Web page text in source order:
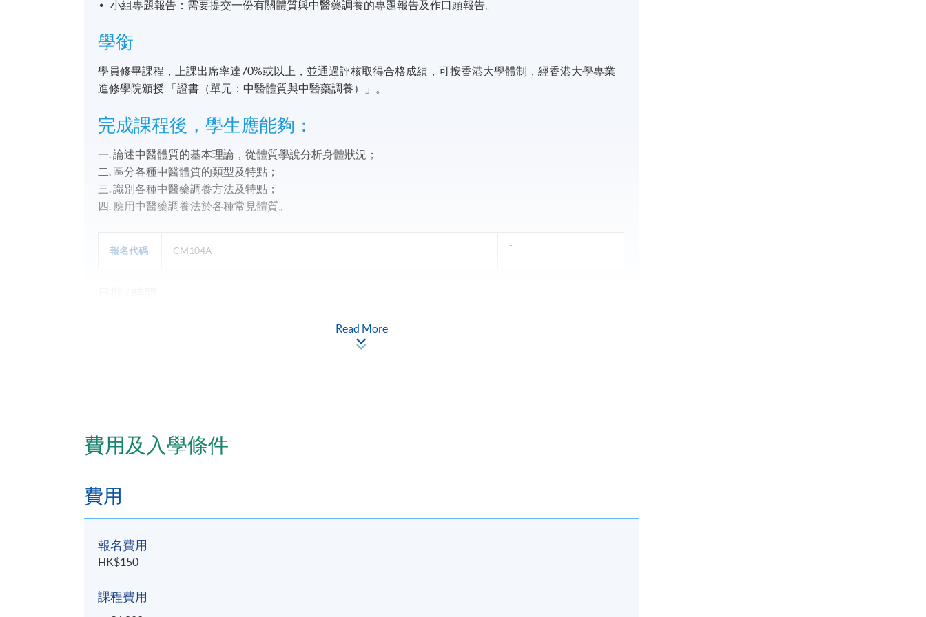
小組專題報告：需要提交一份有關體質與中醫藥調養的專題報告及作口頭報告。
學銜
學員修畢課程，上課出席率達70%或以上，並通過評核取得合格成績，可按香港大學體制，經香港大學專業
進修學院頒授 「證書（單元：中醫體質與中醫藥調養）」。
完成課程後，學生應能夠：
一. 論述中醫體質的基本理論，從體質學說分析身體狀況；
二. 區分各種中醫體質的類型及特點；
三. 識別各種中醫藥調養方法及特點；
四. 應用中醫藥調養法於各種常見體質。
報名代碼 CM104A -
Read More
費用及入學條件
費用
報名費用
HK$150
課程費用